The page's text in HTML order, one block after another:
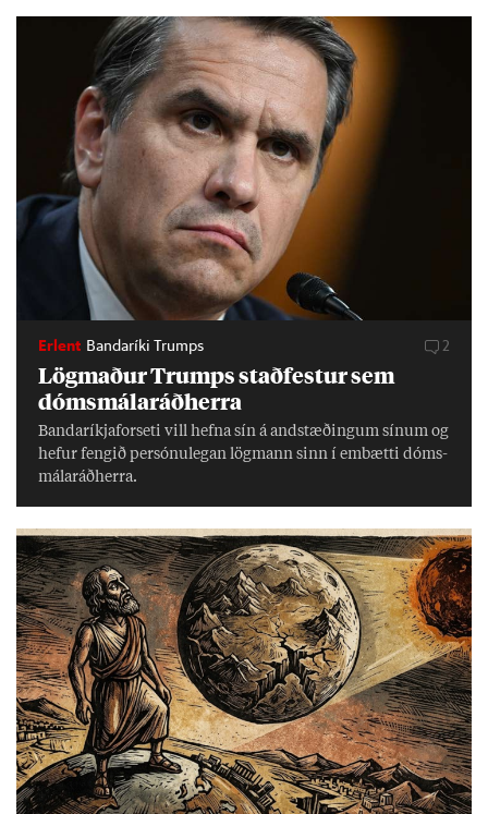
Erlent Bandaríki Trumps 2
Lög­mað­ur Trumps stað­fest­ur sem
dóms­mála­ráð­herra
Banda­ríkja­for­seti vill hefna sín á and­stæð­ing­um sín­um og
hef­ur feng­ið per­sónu­leg­an lög­mann sinn í embætti dóms­
mála­ráð­herra.